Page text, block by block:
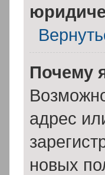
Почему
адрес
новых